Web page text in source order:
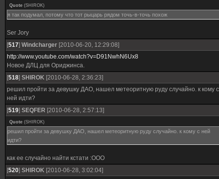
Quote (SHIROK)
я так подумал, потому что тот рыцарь рядом точь-в-точь похож
Ser Jory
[517] Windcharger [2010-06-20, 12:29:08]
http://www.youtube.com/watch?v=D91NwhN6Ux8
Новое ДЛЦ для Ориджинса.
[518] SHIROK [2010-06-28, 2:36:23]
решил пройти за девушку ДАО, нашел метеоритную руду случайно. к кому с
ней идти?
[519] SEQFER [2010-06-28, 2:57:13]
Quote (SHIROK)
решил пройти за девушку ДАО, нашел метеоритную руду случайно. к кому с ней
идти?
как ее случайно найти кстати :ООО
[520] SHIROK [2010-06-28, 3:02:04]